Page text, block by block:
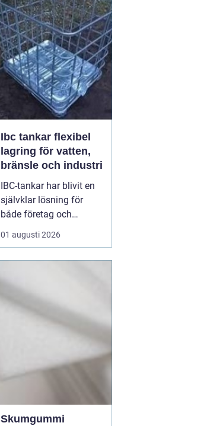
avtal och en genomtänkt
plan kan uthyrningen bli
både trygg och lönsam.
Den här ...
Ibc tankar flexibel
lagring för vatten,
bränsle och industri
IBC-tankar har blivit en
självklar lösning för
både företag och
privatpersoner som
behöver lagra eller
säkert och effektivt sätt.
En IBC-tank är en robust,
stapelbar behållare, ofta
på 600 eller 1000 liter,
01 augusti 2026
Skumgummi